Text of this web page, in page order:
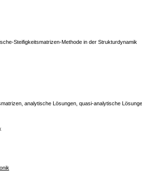
Steifigkeitsmatrizen-Methode in der Strukturdynamik
analytische Lösungen, quasi-analytische